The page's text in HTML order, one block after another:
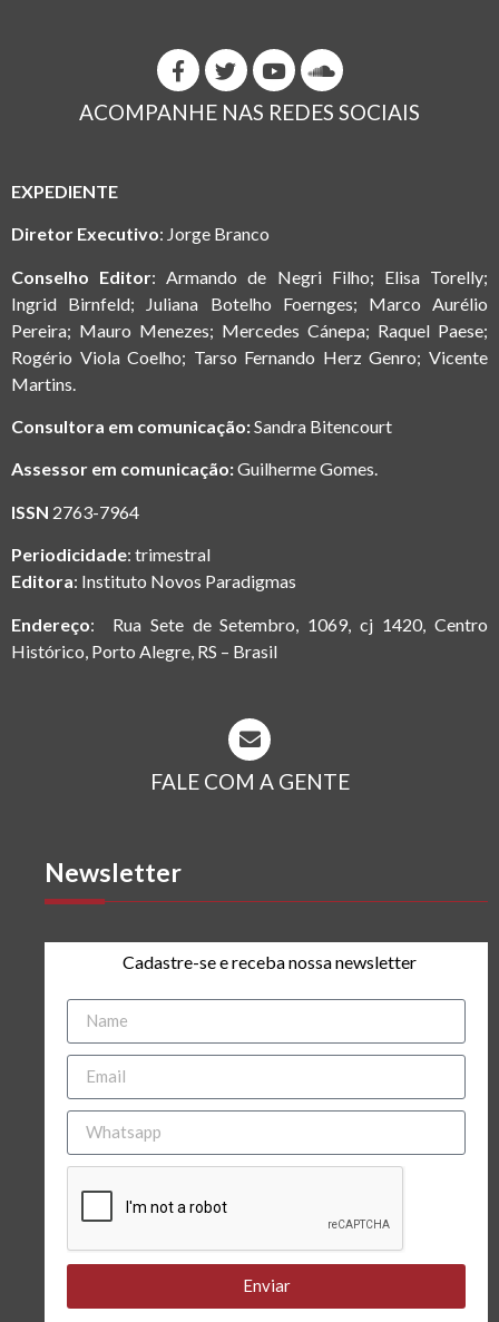
ACOMPANHE NAS REDES SOCIAIS
EXPEDIENTE
Diretor Executivo: Jorge Branco
Conselho Editor: Armando de Negri Filho; Elisa Torelly;
Ingrid Birnfeld; Juliana Botelho Foernges; Marco Aurélio
Pereira; Mauro Menezes; Mercedes Cánepa; Raquel Paese;
Rogério Viola Coelho; Tarso Fernando Herz Genro; Vicente
Martins.
Consultora em comunicação:Sandra Bitencourt
Assessor em comunicação:Guilherme Gomes.
ISSN 2763-7964
Periodicidade: trimestral
Editora: Instituto Novos Paradigmas
Endereço: Rua Sete de Setembro, 1069, cj 1420, Centro
Histórico, Porto Alegre, RS – Brasil
FALE COM A GENTE
Newsletter
Cadastre-se e receba nossa newsletter
Enviar